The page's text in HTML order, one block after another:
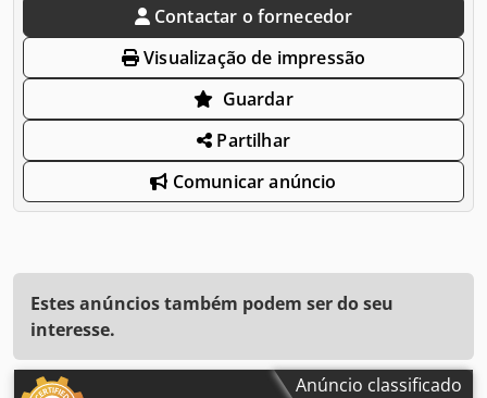
Contactar o fornecedor
Visualização de impressão
Guardar
Partilhar
Comunicar anúncio
Estes anúncios também podem ser do seu
interesse.
Anúncio classificado